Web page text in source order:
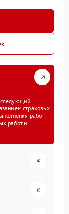
страховых
работ
работ и